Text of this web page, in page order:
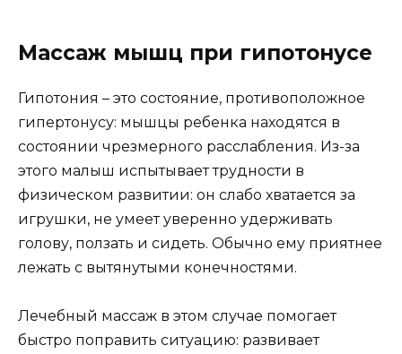
Массаж мышц при гипотонусе
Гипотония – это состояние, противоположное
гипертонусу: мышцы ребенка находятся в
состоянии чрезмерного расслабления. Из-за
этого малыш испытывает трудности в
физическом развитии: он слабо хватается за
игрушки, не умеет уверенно удерживать
голову, ползать и сидеть. Обычно ему приятнее
лежать с вытянутыми конечностями.
Лечебный массаж в этом случае помогает
быстро поправить ситуацию: развивает